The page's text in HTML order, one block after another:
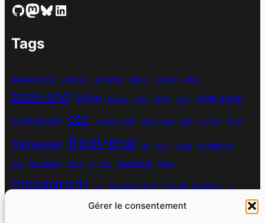
Gérer le consentement
GitHub Mastodon Bluesky LinkedIn
Tags
accessibilité analytics animation apple astuce atom
back-end bilan bouton chat cms coda codeigniter
communauté css custom fields dark mode date display font
framework front-end git grid growl gutenberg
hike homebrew html ia ifttt indieweb input
instagram ios javascript jekyll jquery jsx
masonry media queries mysql navigation